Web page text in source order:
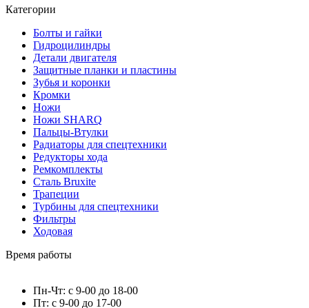
Категории
Болты и гайки
Гидроцилиндры
Детали двигателя
Защитные планки и пластины
Зубья и коронки
Кромки
Ножи
Ножи SHARQ
Пальцы-Втулки
Радиаторы для спецтехники
Редукторы хода
Ремкомплекты
Сталь Bruxite
Трапеции
Турбины для спецтехники
Фильтры
Ходовая
Время работы
Пн-Чт: с 9-00 до 18-00
Пт: с 9-00 до 17-00